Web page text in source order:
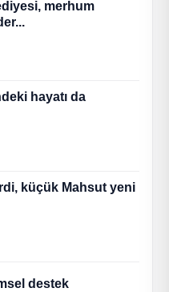
merhum
hayatı da
küçük Mahsut yeni
destek